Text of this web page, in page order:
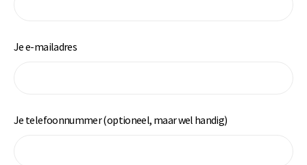
Je e-mailadres
Je telefoonnummer (optioneel, maar wel handig)